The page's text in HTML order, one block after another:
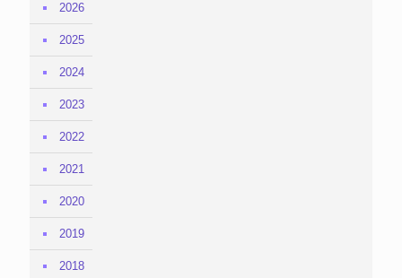
2026
2025
2024
2023
2022
2021
2020
2019
2018